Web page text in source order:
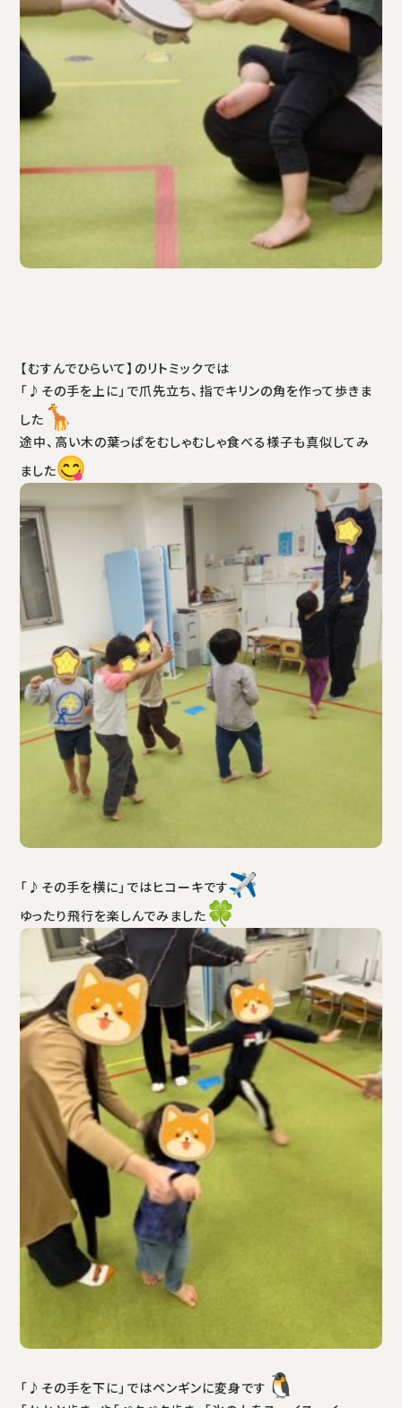
【むすんでひらいて】のリトミックでは
「♪その手を上に」で爪先立ち、指でキリンの角を作って歩きま
した
途中、高い木の葉っぱをむしゃむしゃ食べる様子も真似してみ
ました
「♪その手を横に」ではヒコーキです
ゆったり飛行を楽しんでみました
「♪その手を下に」ではペンギンに変身です